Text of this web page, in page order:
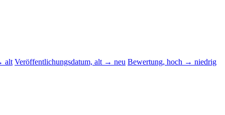
alt Veröffentlichungsdatum, alt → neu Bewertung, hoch → niedrig